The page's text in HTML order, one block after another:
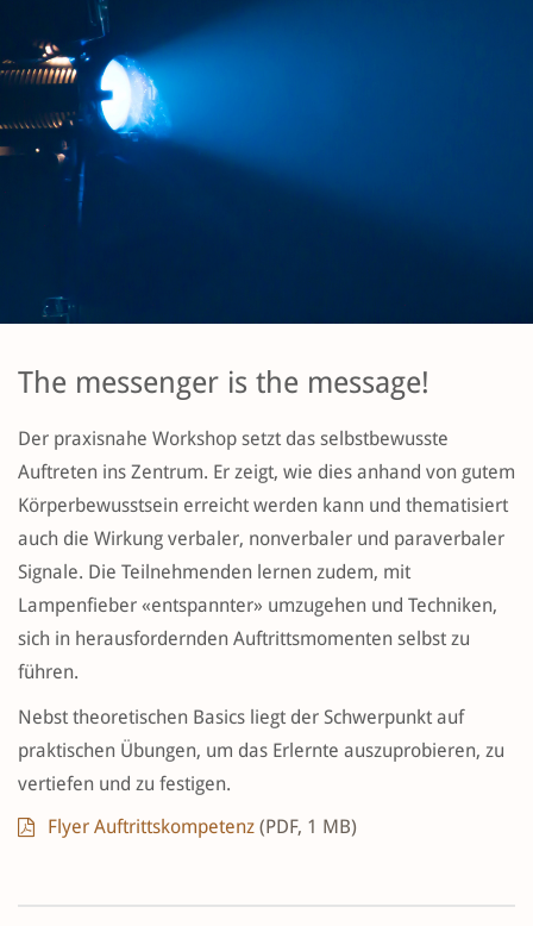
The messenger is the message!
Der praxisnahe Workshop setzt das selbstbewusste
Auftreten ins Zentrum. Er zeigt, wie dies anhand von gutem
Körperbewusstsein erreicht werden kann und thematisiert
auch die Wirkung verbaler, nonverbaler und paraverbaler
Signale. Die Teilnehmenden lernen zudem, mit
Lampenfieber «entspannter» umzugehen und Techniken,
sich in herausfordernden Auftrittsmomenten selbst zu
führen.
Nebst theoretischen Basics liegt der Schwerpunkt auf
praktischen Übungen, um das Erlernte auszuprobieren, zu
vertiefen und zu festigen.
Flyer Auftrittskompetenz (PDF, 1 MB)